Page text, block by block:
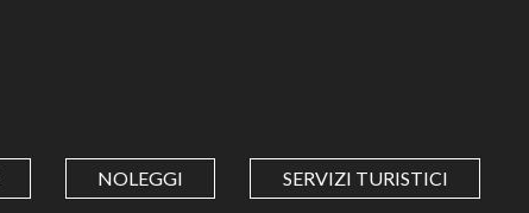
NOLEGGI SERVIZI TURISTICI